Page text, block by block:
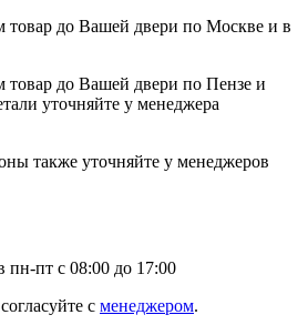
товар до Вашей двери по Москве и в
товар до Вашей двери по Пензе и
уточняйте у менеджера
также уточняйте у менеджеров
пн-пт с 08:00 до 17:00
с менеджером.